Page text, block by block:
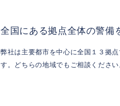
全国にある拠点全体の警備
弊社は主要都市を中心に全国１３拠
す。どちらの地域でもご相談ください